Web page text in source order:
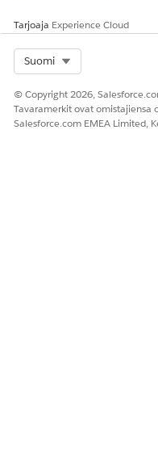
Tarjoaja Experience Cloud
Suomi
© Copyright 2026,
Tavaramerkit ovat omistajiensa
Salesforce.com EMEA Limited,